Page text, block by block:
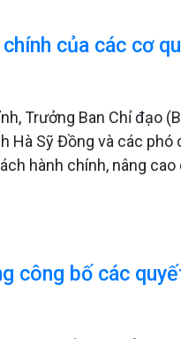
của các cơ
Trưởng Ban Chỉ đạo
Sỹ Đồng và các phó
hành chính, nâng
công bố các